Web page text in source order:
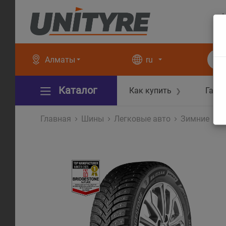
Алматы ru
Каталог Как купить ❯
Главная Шины Легковые авто Зимние